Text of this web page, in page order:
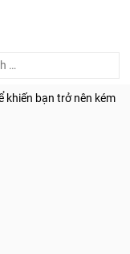
khiến bạn trở nên kém